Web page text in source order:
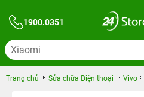
1900.0351
Trang chủ Sửa chữa Điện thoại Vivo